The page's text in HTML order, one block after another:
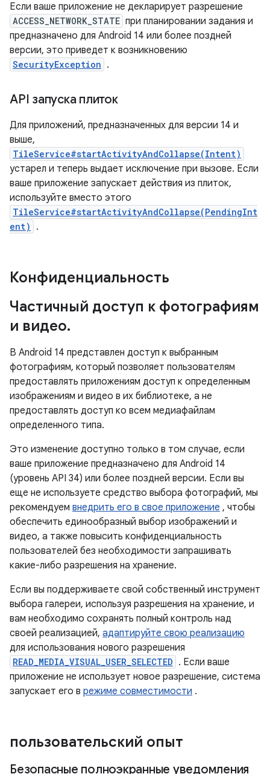
Если ваше приложение не декларирует разрешение
ACCESS_NETWORK_STATE при планировании задания и
предназначено для Android 14 или более поздней
версии, это приведет к возникновению
SecurityException .
API запуска плиток
Для приложений, предназначенных для версии 14 и
выше,
TileService#startActivityAndCollapse(Intent)
устарел и теперь выдает исключение при вызове. Если
ваше приложение запускает действия из плиток,
используйте вместо этого
TileService#startActivityAndCollapse(PendingInt
ent)
.
Конфиденциальность
Частичный доступ к фотографиям
и видео.
В Android 14 представлен доступ к выбранным
фотографиям, который позволяет пользователям
предоставлять приложениям доступ к определенным
изображениям и видео в их библиотеке, а не
предоставлять доступ ко всем медиафайлам
определенного типа.
Это изменение доступно только в том случае, если
ваше приложение предназначено для Android 14
(уровень API 34) или более поздней версии. Если вы
еще не используете средство выбора фотографий, мы
рекомендуем внедрить его в свое приложение , чтобы
обеспечить единообразный выбор изображений и
видео, а также повысить конфиденциальность
пользователей без необходимости запрашивать
какие-либо разрешения на хранение.
Если вы поддерживаете свой собственный инструмент
выбора галереи, используя разрешения на хранение, и
вам необходимо сохранять полный контроль над
своей реализацией, адаптируйте свою реализацию
для использования нового разрешения
READ_MEDIA_VISUAL_USER_SELECTED . Если ваше
приложение не использует новое разрешение, система
запускает его в режиме совместимости .
пользовательский опыт
Безопасные полноэкранные уведомления